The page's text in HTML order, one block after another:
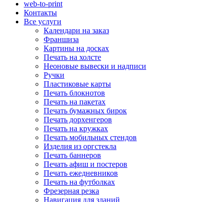
web-to-print
Контакты
Все услуги
Календари на заказ
Франшиза
Картины на досках
Печать на холсте
Неоновые вывески и надписи
Ручки
Пластиковые карты
Печать блокнотов
Печать на пакетах
Печать бумажных бирок
Печать дорхенгеров
Печать на кружках
Печать мобильных стендов
Изделия из оргстекла
Печать баннеров
Печать афиш и постеров
Печать ежедневников
Печать на футболках
Фрезерная резка
Навигация для зданий